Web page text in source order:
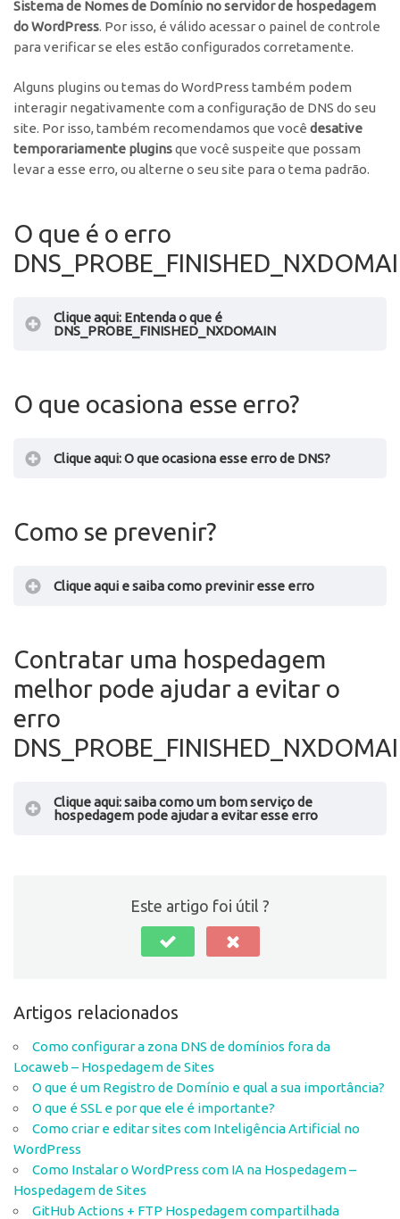
Sistema de Nomes de Domínio no servidor de hospedagem
do WordPress. Por isso, é válido acessar o painel de controle
para verificar se eles estão configurados corretamente.
Alguns plugins ou temas do WordPress também podem
interagir negativamente com a configuração de DNS do seu
site. Por isso, também recomendamos que você desative
temporariamente pluginsque você suspeite que possam
levar a esse erro, ou alterne o seu site para o tema padrão.
O que é o erro
Clique aqui: Entenda o que é
DNS_PROBE_FINISHED_NXDOMAIN
página
O que ocasiona esse erro?
Clique aqui: O que ocasiona esse erro de DNS?
Outra possível causa está relacionada a problemas no
servidor DNS. Existem algumas situações em que
Como resultado, o navegador é impedido de obter a
informação de endereço de IP necessária para acessar
o domínio e, dessa forma, a mensagem de erro
aparece em sua tela.
Como se prevenir?
Clique aqui e saiba como previnir esse erro
de Sistema de Nomes de Domínio confiáveis
corrigir
Contratar uma hospedagem
melhor pode ajudar a evitar o
erro
Clique aqui: saiba como um bom serviço de
hospedagem pode ajudar a evitar esse erro
contando com um bomserviço de hospedagem
Este artigo foi útil ?
Artigos relacionados
Como configurar a zona DNS de domínios fora da
Locaweb – Hospedagem de Sites
O que é um Registro de Domínio e qual a sua importância?
O que é SSL e por que ele é importante?
Como criar e editar sites com Inteligência Artificial no
WordPress
Como Instalar o WordPress com IA na Hospedagem –
Hospedagem de Sites
GitHub Actions + FTP Hospedagem compartilhada